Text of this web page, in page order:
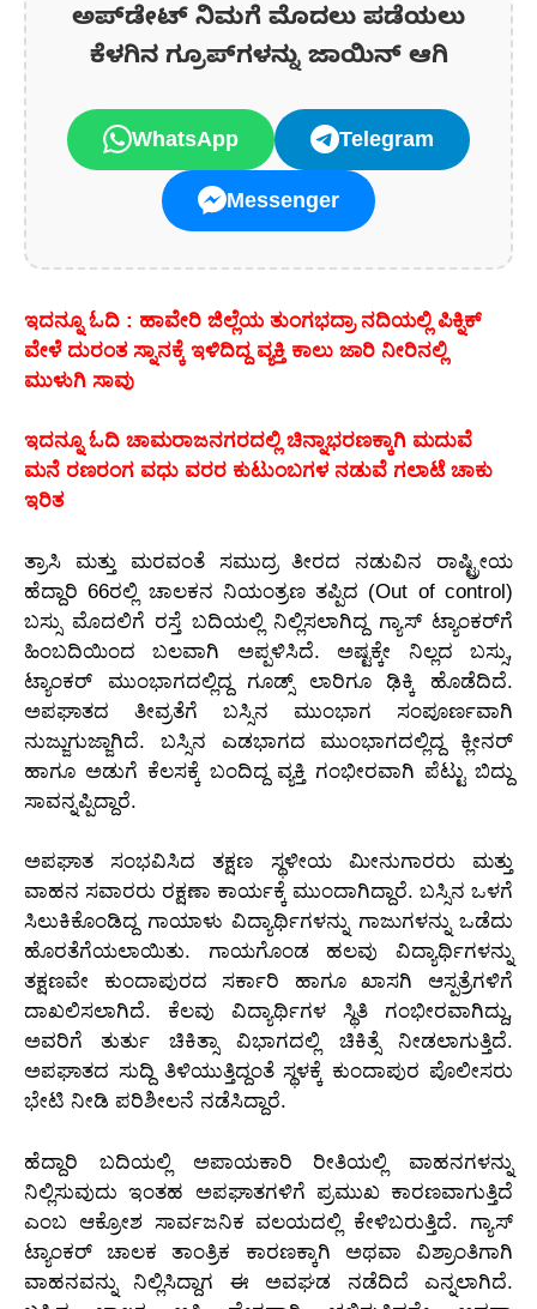
ಅಪ್‌ಡೇಟ್‌ ನಿಮಗೆ ಮೊದಲು ಪಡೆಯಲು
ಕೆಳಗಿನ ಗ್ರೂಪ್‌ಗಳನ್ನು ಜಾಯಿನ್ ಆಗಿ
WhatsApp Telegram
Messenger
ಇದನ್ನೂ ಓದಿ : ಹಾವೇರಿ ಜಿಲ್ಲೆಯ ತುಂಗಭದ್ರಾ ನದಿಯಲ್ಲಿ ಪಿಕ್ನಿಕ್
ವೇಳೆ ದುರಂತ ಸ್ನಾನಕ್ಕೆ ಇಳಿದಿದ್ದ ವ್ಯಕ್ತಿ ಕಾಲು ಜಾರಿ ನೀರಿನಲ್ಲಿ
ಮುಳುಗಿ ಸಾವು
ಇದನ್ನೂ ಓದಿ ಚಾಮರಾಜನಗರದಲ್ಲಿ ಚಿನ್ನಾಭರಣಕ್ಕಾಗಿ ಮದುವೆ
ಮನೆ ರಣರಂಗ ವಧು ವರರ ಕುಟುಂಬಗಳ ನಡುವೆ ಗಲಾಟೆ ಚಾಕು
ಇರಿತ
ತ್ರಾಸಿ ಮತ್ತು ಮರವಂತೆ ಸಮುದ್ರ ತೀರದ ನಡುವಿನ ರಾಷ್ಟ್ರೀಯ
ಹೆದ್ದಾರಿ 66ರಲ್ಲಿ ಚಾಲಕನ ನಿಯಂತ್ರಣ ತಪ್ಪಿದ (Out of control)
ಬಸ್ಸು ಮೊದಲಿಗೆ ರಸ್ತೆ ಬದಿಯಲ್ಲಿ ನಿಲ್ಲಿಸಲಾಗಿದ್ದ ಗ್ಯಾಸ್ ಟ್ಯಾಂಕರ್‌ಗೆ
ಹಿಂಬದಿಯಿಂದ ಬಲವಾಗಿ ಅಪ್ಪಳಿಸಿದೆ. ಅಷ್ಟಕ್ಕೇ ನಿಲ್ಲದ ಬಸ್ಸು,
ಟ್ಯಾಂಕರ್ ಮುಂಭಾಗದಲ್ಲಿದ್ದ ಗೂಡ್ಸ್ ಲಾರಿಗೂ ಢಿಕ್ಕಿ ಹೊಡೆದಿದೆ.
ಅಪಘಾತದ ತೀವ್ರತೆಗೆ ಬಸ್ಸಿನ ಮುಂಭಾಗ ಸಂಪೂರ್ಣವಾಗಿ
ನುಜ್ಜುಗುಜ್ಜಾಗಿದೆ. ಬಸ್ಸಿನ ಎಡಭಾಗದ ಮುಂಭಾಗದಲ್ಲಿದ್ದ ಕ್ಲೀನರ್
ಹಾಗೂ ಅಡುಗೆ ಕೆಲಸಕ್ಕೆ ಬಂದಿದ್ದ ವ್ಯಕ್ತಿ ಗಂಭೀರವಾಗಿ ಪೆಟ್ಟು ಬಿದ್ದು
ಸಾವನ್ನಪ್ಪಿದ್ದಾರೆ.
ಅಪಘಾತ ಸಂಭವಿಸಿದ ತಕ್ಷಣ ಸ್ಥಳೀಯ ಮೀನುಗಾರರು ಮತ್ತು
ವಾಹನ ಸವಾರರು ರಕ್ಷಣಾ ಕಾರ್ಯಕ್ಕೆ ಮುಂದಾಗಿದ್ದಾರೆ. ಬಸ್ಸಿನ ಒಳಗೆ
ಸಿಲುಕಿಕೊಂಡಿದ್ದ ಗಾಯಾಳು ವಿದ್ಯಾರ್ಥಿಗಳನ್ನು ಗಾಜುಗಳನ್ನು ಒಡೆದು
ಹೊರತೆಗೆಯಲಾಯಿತು. ಗಾಯಗೊಂಡ ಹಲವು ವಿದ್ಯಾರ್ಥಿಗಳನ್ನು
ತಕ್ಷಣವೇ ಕುಂದಾಪುರದ ಸರ್ಕಾರಿ ಹಾಗೂ ಖಾಸಗಿ ಆಸ್ಪತ್ರೆಗಳಿಗೆ
ದಾಖಲಿಸಲಾಗಿದೆ. ಕೆಲವು ವಿದ್ಯಾರ್ಥಿಗಳ ಸ್ಥಿತಿ ಗಂಭೀರವಾಗಿದ್ದು,
ಅವರಿಗೆ ತುರ್ತು ಚಿಕಿತ್ಸಾ ವಿಭಾಗದಲ್ಲಿ ಚಿಕಿತ್ಸೆ ನೀಡಲಾಗುತ್ತಿದೆ.
ಅಪಘಾತದ ಸುದ್ದಿ ತಿಳಿಯುತ್ತಿದ್ದಂತೆ ಸ್ಥಳಕ್ಕೆ ಕುಂದಾಪುರ ಪೊಲೀಸರು
ಭೇಟಿ ನೀಡಿ ಪರಿಶೀಲನೆ ನಡೆಸಿದ್ದಾರೆ.
ಹೆದ್ದಾರಿ ಬದಿಯಲ್ಲಿ ಅಪಾಯಕಾರಿ ರೀತಿಯಲ್ಲಿ ವಾಹನಗಳನ್ನು
ನಿಲ್ಲಿಸುವುದು ಇಂತಹ ಅಪಘಾತಗಳಿಗೆ ಪ್ರಮುಖ ಕಾರಣವಾಗುತ್ತಿದೆ
ಎಂಬ ಆಕ್ರೋಶ ಸಾರ್ವಜನಿಕ ವಲಯದಲ್ಲಿ ಕೇಳಿಬರುತ್ತಿದೆ. ಗ್ಯಾಸ್
ಟ್ಯಾಂಕರ್ ಚಾಲಕ ತಾಂತ್ರಿಕ ಕಾರಣಕ್ಕಾಗಿ ಅಥವಾ ವಿಶ್ರಾಂತಿಗಾಗಿ
ವಾಹನವನ್ನು ನಿಲ್ಲಿಸಿದ್ದಾಗ ಈ ಅವಘಡ ನಡೆದಿದೆ ಎನ್ನಲಾಗಿದೆ.